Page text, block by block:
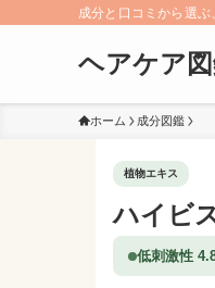
成分と口コミから選
ヘアケア
ホーム 成分図鑑
植物エキス
ハイビ
低刺激性